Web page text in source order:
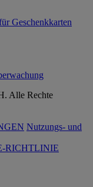
Geschenkkarten
Alle Rechte
Nutzungs- und
RICHTLINIE